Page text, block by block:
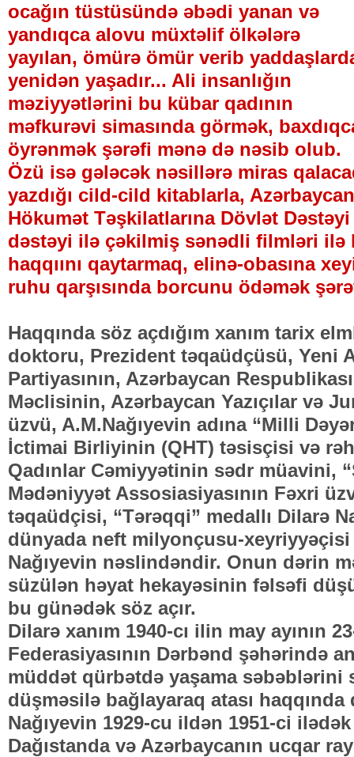
ocağın tüstüsündə əbədi yanan və
yandıqca alovu müxtəlif ölkələrə
yayılan, ömürə ömür verib
yenidən yaşadır... Ali insanlığın
məziyyətlərini bu kübar qadının
məfkurəvi simasında görmək,
öyrənmək şərəfi mənə də nəsib olub.
Özü isə gələcək nəsillərə miras
yazdığı cild-cild kitablarla,
Hökumət Təşkilatlarına Dövlət
dəstəyi ilə çəkilmiş sənədli filmləri ilə
haqqıını qaytarmaq, elinə-obasına
ruhu qarşısında borcunu ödəmək
Haqqında söz açdığım xanım tarix
doktoru, Prezident təqaüdçüsü, Yeni
Partiyasının, Azərbaycan
Məclisinin, Azərbaycan Yazıçılar və
üzvü, A.M.Nağıyevin adına “Milli
İctimai Birliyinin (QHT) təsisçisi və
Qadınlar Cəmiyyətinin sədr müavini,
Mədəniyyət Assosiasiyasının Fəxri
təqaüdçisi, “Tərəqqi” medallı Dilarə
dünyada neft milyonçusu-xeyriyyəçisi
Nağıyevin nəslindəndir. Onun dərin
süzülən həyat hekayəsinin fəlsəfi
bu günədək söz açır.
Dilarə xanım 1940-cı ilin may ayının
Federasiyasının Dərbənd şəhərində
müddət qürbətdə yaşama
düşməsilə bağlayaraq atası
Nağıyevin 1929-cu ildən 1951-ci
Dağıstanda və Azərbaycanın ucqar